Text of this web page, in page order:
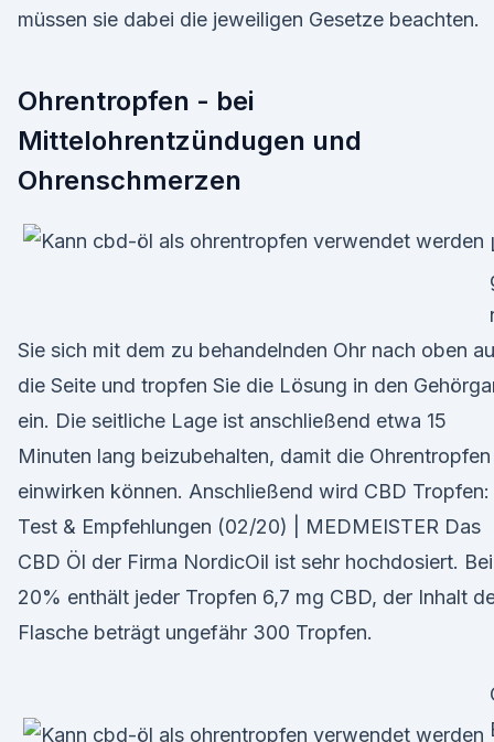
müssen sie dabei die jeweiligen Gesetze beachten.
Ohrentropfen - bei
Mittelohrentzündugen und
Ohrenschmerzen
Sie sich mit dem zu behandelnden Ohr nach oben
die Seite und tropfen Sie die Lösung in den
ein. Die seitliche Lage ist anschließend etwa 15
Minuten lang beizubehalten, damit die Ohrentropfen
einwirken können. Anschließend wird CBD Tropfen:
Test & Empfehlungen (02/20) | MEDMEISTER Das
CBD Öl der Firma NordicOil ist sehr hochdosiert. Bei
20% enthält jeder Tropfen 6,7 mg CBD, der Inhalt
Flasche beträgt ungefähr 300 Tropfen.